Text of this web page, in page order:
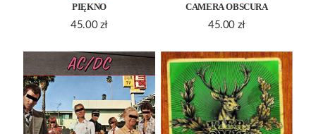
PIĘKNO
45.00 zł
CAMERA OBSCURA
45.00 zł